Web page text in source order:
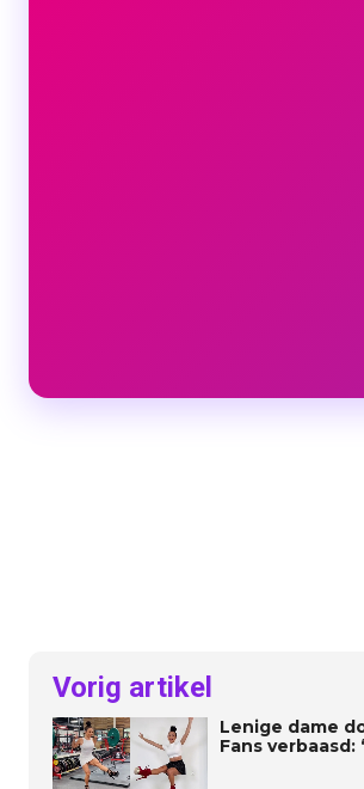
Vorig artikel
Lenige dame
Fans